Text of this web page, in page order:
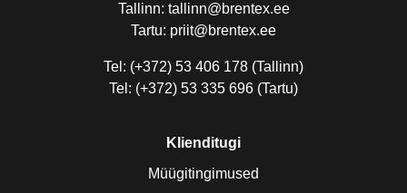
Tallinn: tallinn@brentex.ee
Tartu: priit@brentex.ee
Tel: (+372) 53 406 178 (Tallinn)
Tel: (+372) 53 335 696 (Tartu)
Klienditugi
Müügitingimused